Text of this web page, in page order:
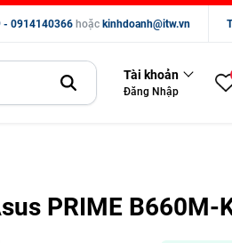
- 0914140366 hoặc kinhdoanh@itw.vn
Tài khoản
Đăng Nhập
PRIME B660M-